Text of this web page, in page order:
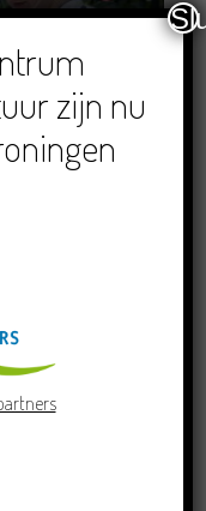
Zomor Wat
met
zijn nu